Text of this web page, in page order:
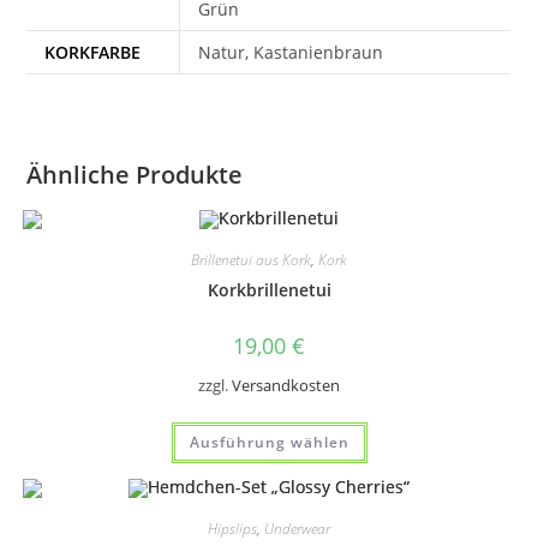
Grün
KORKFARBE
Natur, Kastanienbraun
Ähnliche Produkte
Brillenetui aus Kork, Kork
Korkbrillenetui
19,00 €
zzgl.Versandkosten
Ausführung wählen
Dieses
weist
mehrere
Varianten
Optionen
Hipslips, Underwear